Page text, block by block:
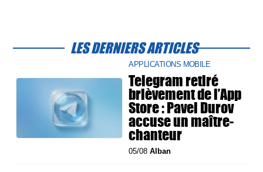
LES DERNIERS ARTICLES
APPLICATIONS MOBILE
Telegram retiré
brièvement de l’App
Store : Pavel Durov
accuse un maître-
chanteur
05/08Alban